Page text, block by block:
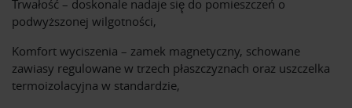
Trwałość – doskonale nadaje się̨ do pomieszczeń o
podwyższonej wilgotności,
Komfort wyciszenia – zamek magnetyczny, schowane
zawiasy regulowane w trzech płaszczyznach oraz uszczelka
termoizolacyjna w standardzie,